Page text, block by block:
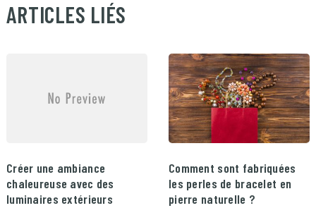
ARTICLES LIÉS
Créer une ambiance
chaleureuse avec des
luminaires extérieurs
Comment sont fabriquées
les perles de bracelet en
pierre naturelle ?